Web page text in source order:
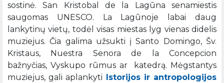
sostinė. San Kristobal de la Lagūna senamiestis
saugomas UNESCO. La Lagūnoje labai daug
lankytinų vietų, todėl visas miestas lyg vienas didelis
muziejus. Čia galima užsukti į Santo Domingo, Šv.
Kristaus, Nuestra Senora de la Concepcion
bažnyčias, Vyskupo rūmus ar katedrą. Mėgstantys
muziejus, gali aplankyti
Istorijos ir antropologijos